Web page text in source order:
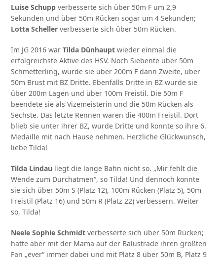
Luise Schupp verbesserte sich über 50m F um 2,9
Sekunden und über 50m Rücken sogar um 4 Sekunden;
Lotta Scheller verbesserte sich über 50m Rücken.
Im JG 2016 warTilda Dünhaupt wieder einmal die
erfolgreichste Aktive des HSV. Noch Siebente über 50m
Schmetterling, wurde sie über 200m F dann Zweite, über
50m Brust mit BZ Dritte. Ebenfalls Dritte in BZ wurde sie
über 200m Lagen und über 100m Freistil. Die 50m F
beendete sie als Vizemeisterin und die 50m Rücken als
Sechste. Das letzte Rennen waren die 400m Freistil. Dort
blieb sie unter ihrer BZ, wurde Dritte und konnte so ihre 6.
Medaille mit nach Hause nehmen. Herzliche Glückwunsch,
liebe Tilda!
Tilda Lindau liegt die lange Bahn nicht so. „Mir fehlt die
Wende zum Durchatmen“, so Tilda! Und dennoch konnte
sie sich über 50m S (Platz 12), 100m Rücken (Platz 5), 50m
Freistil (Platz 16) und 50m R (Platz 22) verbessern. Weiter
so, Tilda!
Neele Sophie Schmidt verbesserte sich über 50m Rücken;
hatte aber mit der Mama auf der Balustrade ihren größten
Fan „ever“ immer dabei und mit Platz 8 über 50m B, Platz 9